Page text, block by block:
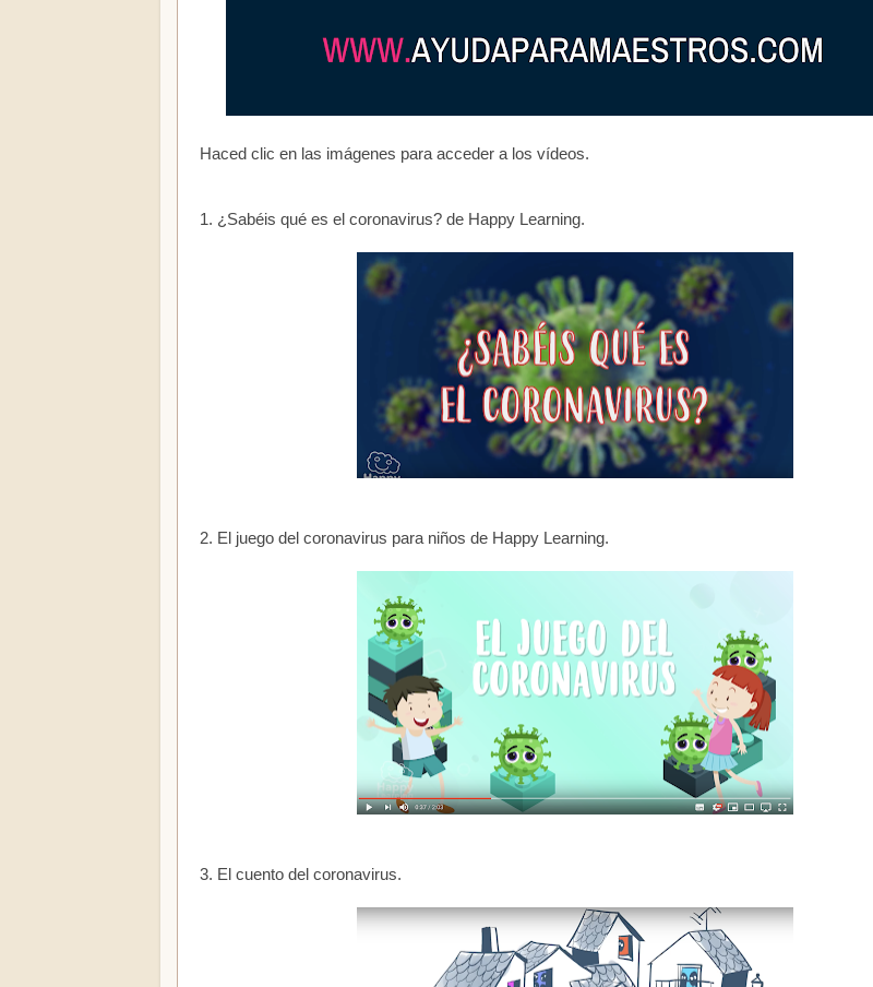
Haced clic en las imágenes para acceder a los vídeos.
1. ¿Sabéis qué es el coronavirus? de Happy Learning.
2. El juego del coronavirus para niños de Happy Learning.
3. El cuento del coronavirus.